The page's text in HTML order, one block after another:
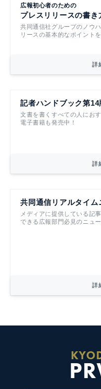
広報初心者のための
プレスリリースの書き
共同通信社グループのノウ
リースの基本的なポイントを
詳
記者ハンドブック第14
文書を書くすべての人におす
電子書籍も発売中！
詳
共同通信リアルタイム
メディアに提供している記
できる広報部門必見のニュ
詳